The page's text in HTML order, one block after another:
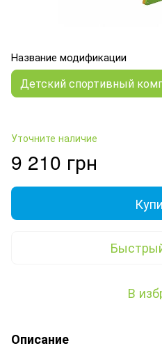
Название модификации
Детский спортивный
Уточните наличие
9 210 грн
В
Описание